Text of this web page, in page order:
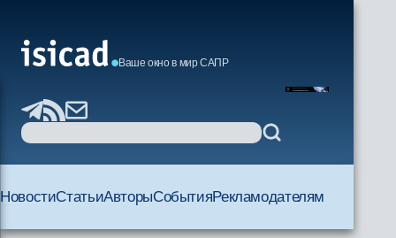
Ваше окно в мир САПР
НовостиСтатьиАвторыСобытияРекламодателям